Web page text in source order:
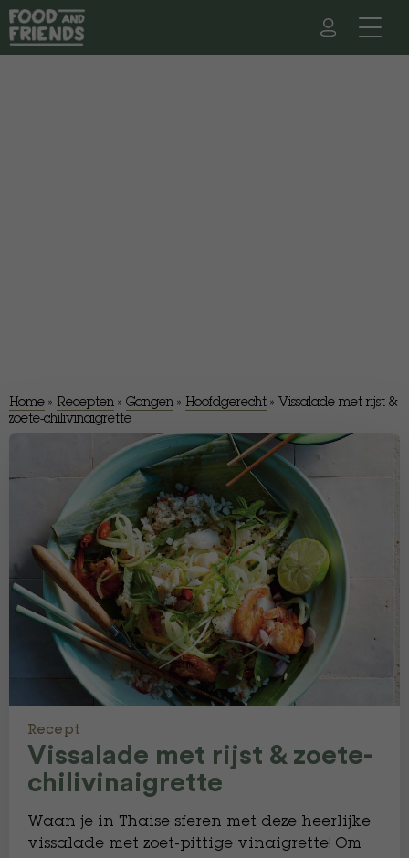
Home » Recepten » Gangen » Hoofdgerecht » Vissalade met rijst &
zoete-chilivinaigrette
Recept
Vissalade met rijst & zoete-
chilivinaigrette
Waan je in Thaise sferen met deze heerlijke
vissalade met zoet-pittige vinaigrette! Om